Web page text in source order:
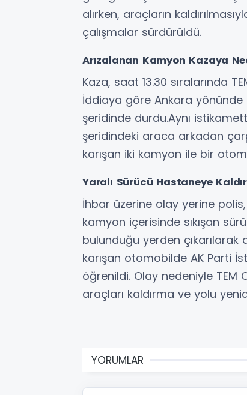
alırken, araçların
çalışmalar sürdürüldü.
Arızalanan Kamyon Kazaya
Kaza, saat 13.30 sıralarında
İddiaya göre Ankara yönünde
şeridinde durdu.Aynı
şeridindeki araca arkadan
karışan iki kamyon ile bir
Yaralı Sürücü Hastaneye
İhbar üzerine olay yerine
kamyon içerisinde sıkışan
bulunduğu yerden
karışan otomobilde AK Parti
öğrenildi. Olay nedeniyle
araçları kaldırma ve yolu
YORUMLAR